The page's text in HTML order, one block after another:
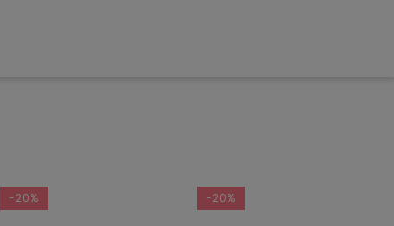
-20% -20%